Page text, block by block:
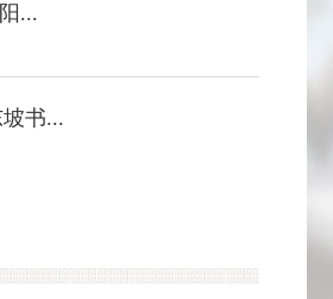
...
书...